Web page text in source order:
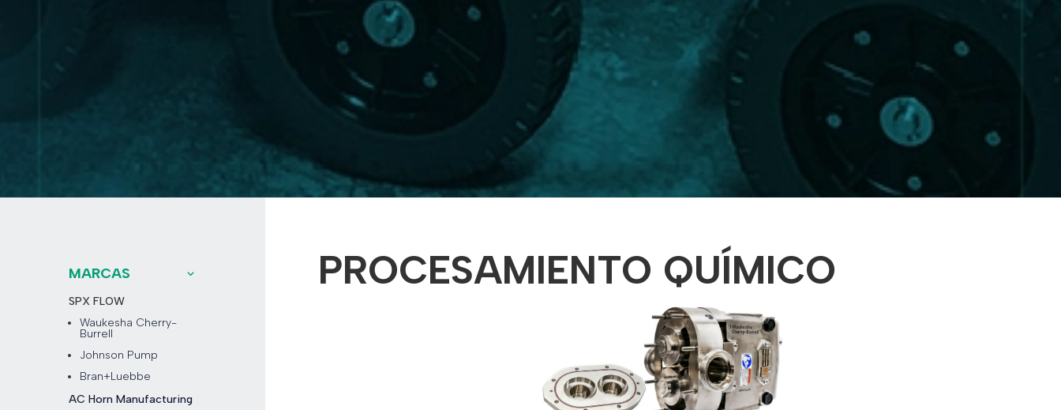
MARCAS
SPX FLOW
Waukesha Cherry-
Burrell
Johnson Pump
Bran+Luebbe
AC Horn Manufacturing
PROCESAMIENTO QUÍMICO